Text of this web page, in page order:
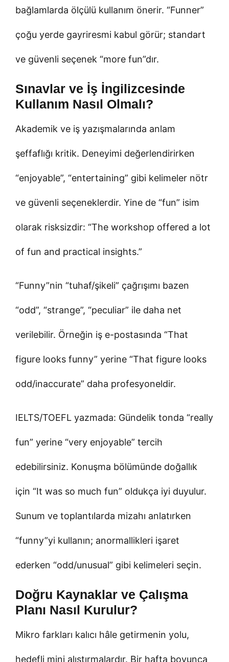
bağlamlarda ölçülü kullanım önerir. “Funner”
çoğu yerde gayriresmi kabul görür; standart
ve güvenli seçenek “more fun”dır.
Sınavlar ve İş İngilizcesinde
Kullanım Nasıl Olmalı?
Akademik ve iş yazışmalarında anlam
şeffaflığı kritik. Deneyimi değerlendirirken
“enjoyable”, “entertaining” gibi kelimeler nötr
ve güvenli seçeneklerdir. Yine de “fun” isim
olarak risksizdir: “The workshop offered a lot
of fun and practical insights.”
“Funny”nin “tuhaf/şikeli” çağrışımı bazen
“odd”, “strange”, “peculiar” ile daha net
verilebilir. Örneğin iş e-postasında “That
figure looks funny” yerine “That figure looks
odd/inaccurate” daha profesyoneldir.
IELTS/TOEFL yazmada: Gündelik tonda “really
fun” yerine “very enjoyable” tercih
edebilirsiniz. Konuşma bölümünde doğallık
için “It was so much fun” oldukça iyi duyulur.
Sunum ve toplantılarda mizahı anlatırken
“funny”yi kullanın; anormallikleri işaret
ederken “odd/unusual” gibi kelimeleri seçin.
Doğru Kaynaklar ve Çalışma
Planı Nasıl Kurulur?
Mikro farkları kalıcı hâle getirmenin yolu,
hedefli mini alıştırmalardır. Bir hafta boyunca